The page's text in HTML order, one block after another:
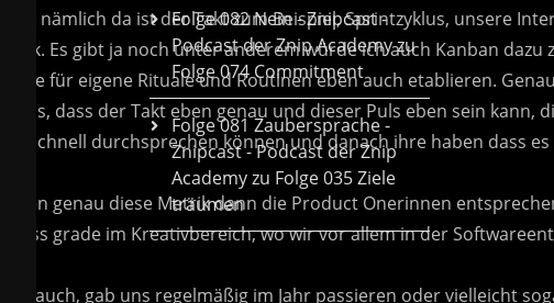
Folge 082 Nein - Znipcast -
Podcast der Znip Academyzu
Folge 074 Commitment
Folge 081 Zaubersprache -
Znipcast - Podcast der Znip
Academyzu Folge 035 Ziele
träumen